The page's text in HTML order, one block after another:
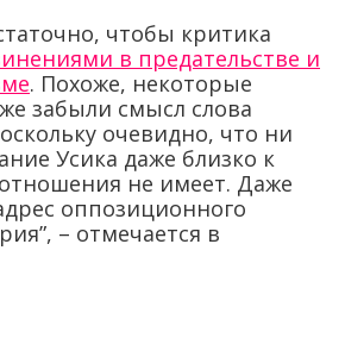
чтобы критика
в предательстве и
. Похоже, некоторые
забыли смысл слова
очевидно, что ни
Усика даже близко к
не имеет. Даже
оппозиционного
– отмечается в